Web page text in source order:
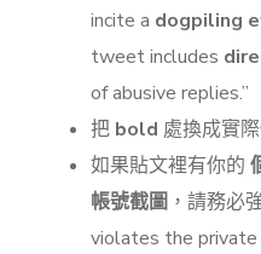
incite a dogpiling
tweet includes
of abusive replies.”
把 bold 處換成實
如果貼文裡有你的
帳號截圖 ，請務必
violates the private